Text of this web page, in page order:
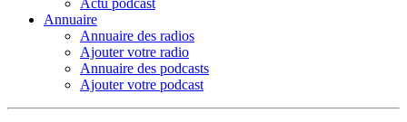
Actu podcast
Annuaire
Annuaire des radios
Ajouter votre radio
Annuaire des podcasts
Ajouter votre podcast